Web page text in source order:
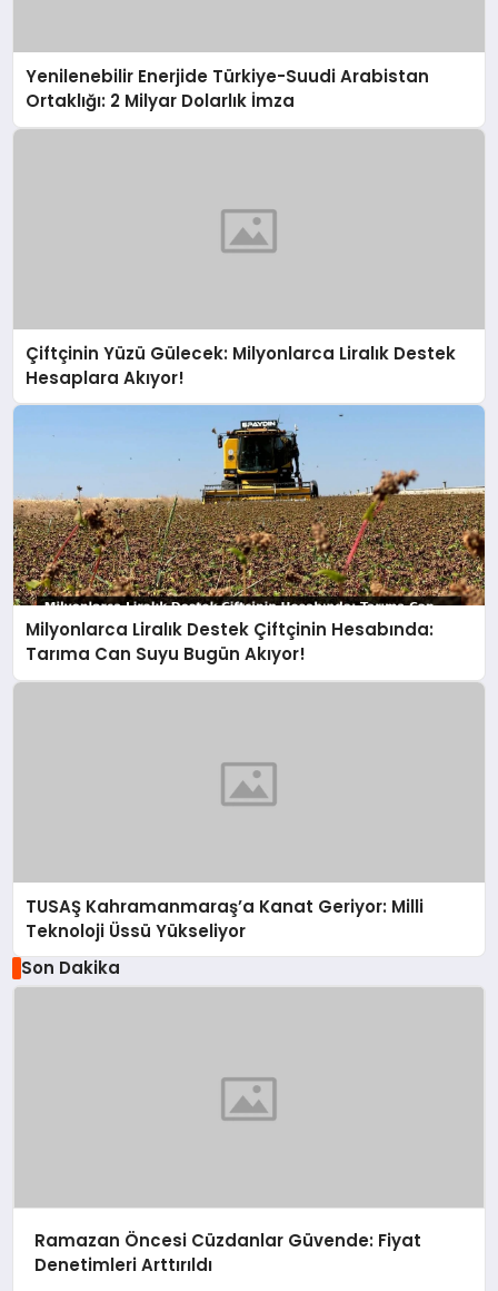
Yenilenebilir Enerjide Türkiye-Suudi Arabistan
Ortaklığı: 2 Milyar Dolarlık İmza
Çiftçinin Yüzü Gülecek: Milyonlarca Liralık Destek
Hesaplara Akıyor!
Milyonlarca Liralık Destek Çiftçinin Hesabında:
Tarıma Can Suyu Bugün Akıyor!
TUSAŞ Kahramanmaraş’a Kanat Geriyor: Milli
Teknoloji Üssü Yükseliyor
Son Dakika
Ramazan Öncesi Cüzdanlar Güvende: Fiyat
Denetimleri Arttırıldı